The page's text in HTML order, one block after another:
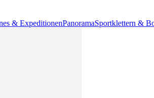
& ExpeditionenPanoramaSportklettern &